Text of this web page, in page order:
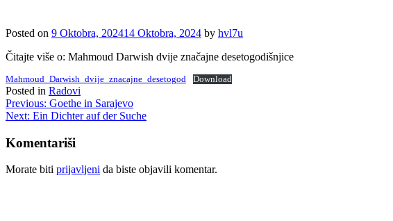
Posted on 9 Oktobra, 202414 Oktobra, 2024 by hvl7u
Čitajte više o: Mahmoud Darwish dvije značajne desetogodišnjice
Mahmoud_Darwish_dvije_znacajne_desetogod Download
Posted in Radovi
Navigacija
članaka
Previous: Goethe in Sarajevo
Next: Ein Dichter auf der Suche
Komentariši
Morate biti prijavljeni da biste objavili komentar.